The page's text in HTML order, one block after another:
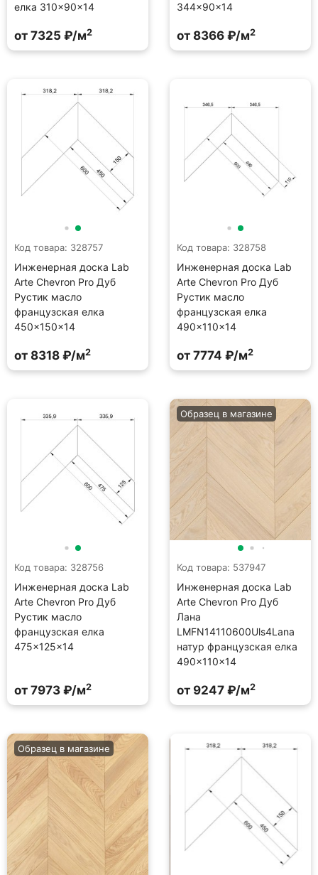
елка 310×90×14
от 7325 ₽/м2
344×90×14
от 8366 ₽/м2
Код товара: 328757
Инженерная доска Lab
Arte Chevron Pro Дуб
Рустик масло
французская елка
450×150×14
от 8318 ₽/м2
Код товара: 328758
Инженерная доска Lab
Arte Chevron Pro Дуб
Рустик масло
французская елка
490×110×14
от 7774 ₽/м2
Код товара: 328756
Инженерная доска Lab
Arte Chevron Pro Дуб
Рустик масло
французская елка
475×125×14
от 7973 ₽/м2
Код товара: 537947
Инженерная доска Lab
Arte Chevron Pro Дуб
Лана
LMFN14110600Uls4Lana
натур французская елка
490×110×14
Образец в магазине
от 9247 ₽/м2
Образец в магазине